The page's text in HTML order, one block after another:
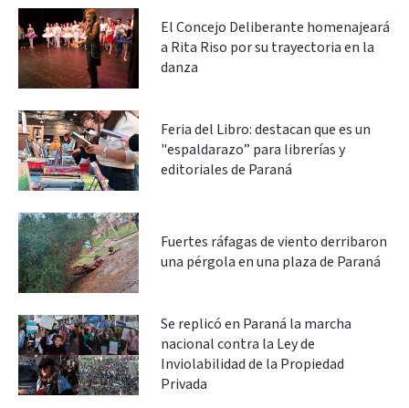
El Concejo Deliberante homenajeará
a Rita Riso por su trayectoria en la
danza
Feria del Libro: destacan que es un
"espaldarazo” para librerías y
editoriales de Paraná
Fuertes ráfagas de viento derribaron
una pérgola en una plaza de Paraná
Se replicó en Paraná la marcha
nacional contra la Ley de
Inviolabilidad de la Propiedad
Privada